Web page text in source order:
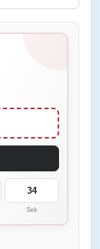
34
Sek